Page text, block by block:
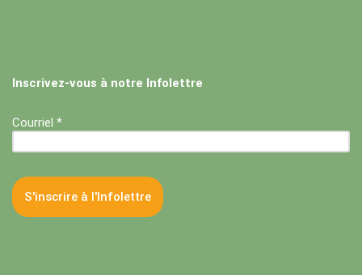
Inscrivez-vous à notre Infolettre
Courriel *